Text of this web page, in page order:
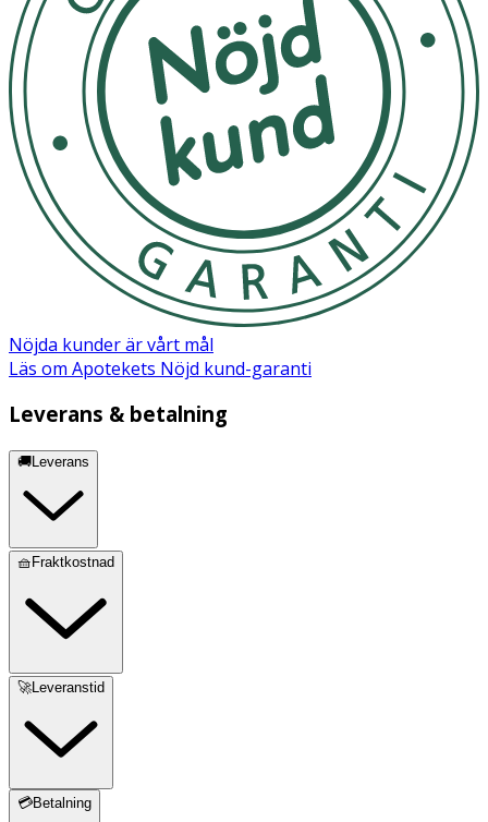
Nöjda kunder är vårt mål
Läs om Apotekets Nöjd kund-garanti
Leverans & betalning
🚚Leverans
🧺Fraktkostnad
🚀Leveranstid
💳Betalning